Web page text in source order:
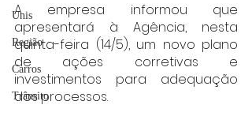
Unis
Região
Carros
Trânsito
A empresa informou que
apresentará à Agência, nesta
quinta-feira (14/5), um novo plano
de ações corretivas e
investimentos para adequação
dos processos.